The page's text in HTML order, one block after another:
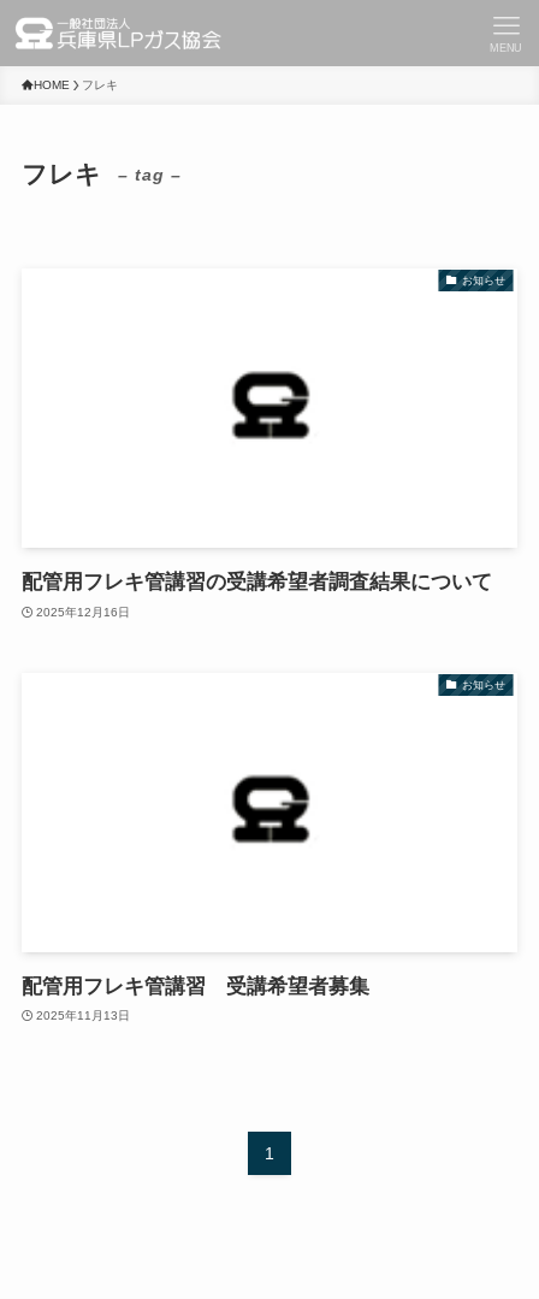
MENU
HOME フレキ
フレキ – tag –
お知らせ
配管用フレキ管講習の受講希望者調査結果について
2025年12月16日
お知らせ
配管用フレキ管講習 受講希望者募集
2025年11月13日
1